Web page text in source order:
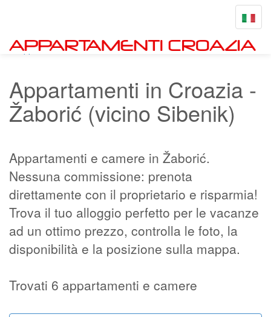
Toggle
Appartamenti-croazia.net
Žaborić
Appartamenti in Croazia -
Žaborić (vicino Sibenik)
Appartamenti e camere in Žaborić.
Nessuna commissione: prenota
direttamente con il proprietario e risparmia!
Trova il tuo alloggio perfetto per le vacanze
ad un ottimo prezzo, controlla le foto, la
disponibilità e la posizione sulla mappa.
Trovati 6 appartamenti e camere